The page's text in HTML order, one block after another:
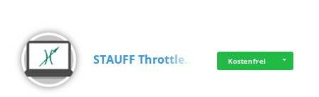
STAUFF Throttle… Kostenfrei